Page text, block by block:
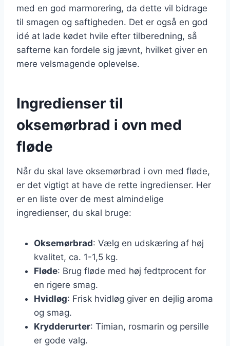
med en god marmorering, da dette vil bidrage
til smagen og saftigheden. Det er også en god
idé at lade kødet hvile efter tilberedning, så
safterne kan fordele sig jævnt, hvilket giver en
mere velsmagende oplevelse.
Ingredienser til
oksemørbrad i ovn med
fløde
Når du skal lave oksemørbrad i ovn med fløde,
er det vigtigt at have de rette ingredienser. Her
er en liste over de mest almindelige
ingredienser, du skal bruge:
Oksemørbrad: Vælg en udskæring af høj
kvalitet, ca. 1-1,5 kg.
Fløde: Brug fløde med høj fedtprocent for
en rigere smag.
Hvidløg: Frisk hvidløg giver en dejlig aroma
og smag.
Krydderurter: Timian, rosmarin og persille
er gode valg.